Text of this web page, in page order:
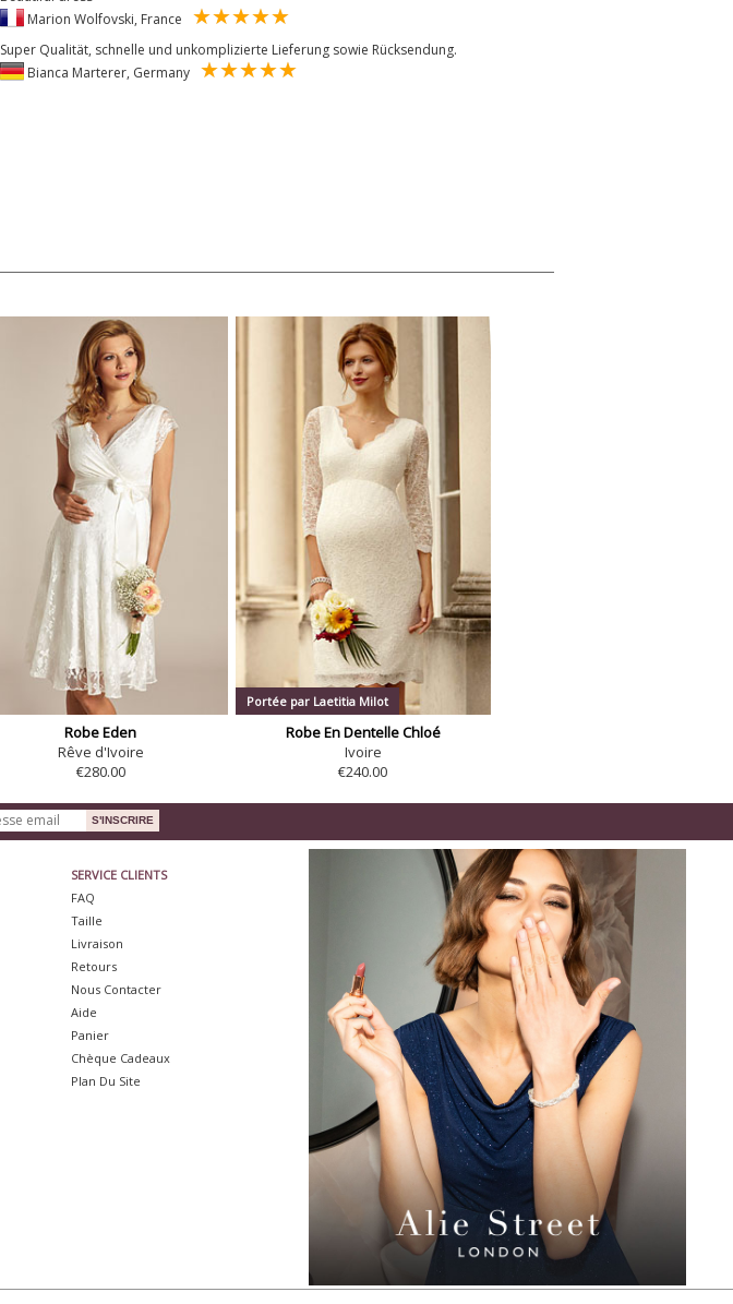
Marion Wolfovski, France
Super Qualität, schnelle und unkomplizierte Lieferung sowie Rücksendung.
Bianca Marterer, Germany
Robe Eden
Rêve d'Ivoire
€280.00
Portée par Laetitia Milot
Robe En Dentelle Chloé
Ivoire
€240.00
SERVICE CLIENTS
FAQ
Taille
Livraison
Retours
Nous Contacter
Aide
Panier
Chèque Cadeaux
Plan Du Site